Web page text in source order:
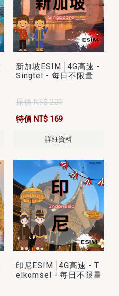
新加坡ESIM│4G高速 -
Singtel - 每日不限量
原價 NT$ 201
特價 NT$ 169
詳細資料
印尼ESIM│4G高速 - T
elkomsel - 每日不限量